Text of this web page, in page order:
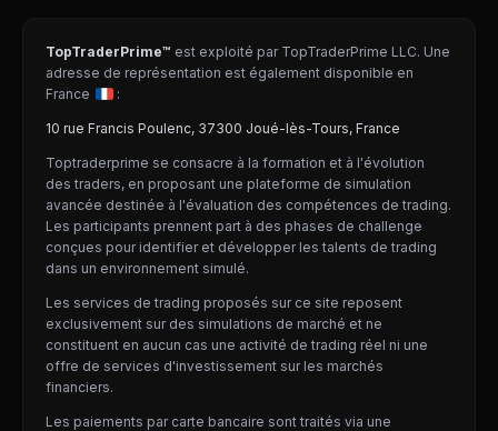
TopTraderPrime™ est exploité par TopTraderPrime LLC. Une
adresse de représentation est également disponible en
France
:
10 rue Francis Poulenc, 37300 Joué-lès-Tours, France
Toptraderprime se consacre à la formation et à l'évolution
des traders, en proposant une plateforme de simulation
avancée destinée à l'évaluation des compétences de trading.
Les participants prennent part à des phases de challenge
conçues pour identifier et développer les talents de trading
dans un environnement simulé.
Les services de trading proposés sur ce site reposent
exclusivement sur des simulations de marché et ne
constituent en aucun cas une activité de trading réel ni une
offre de services d'investissement sur les marchés
financiers.
Les paiements par carte bancaire sont traités via une